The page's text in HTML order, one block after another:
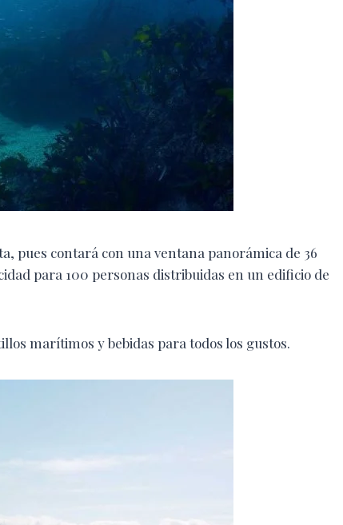
pues contará con una ventana panorámica de 36
para 100 personas distribuidas en un edificio de
marítimos y bebidas para todos los gustos.